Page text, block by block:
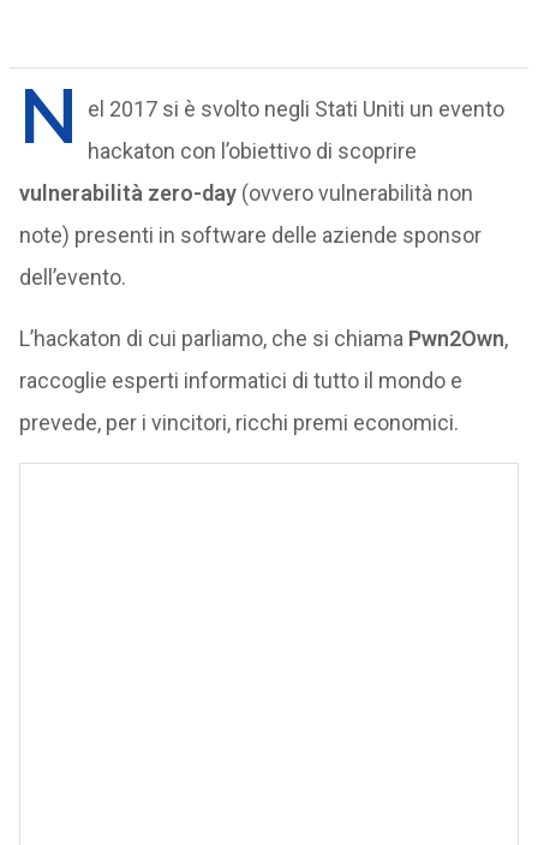
N
el 2017 si è svolto negli Stati Uniti un evento
hackaton con l’obiettivo di scoprire
vulnerabilità zero-day(ovvero vulnerabilità non
note) presenti in software delle aziende sponsor
dell’evento.
L’hackaton di cui parliamo, che si chiama Pwn2Own,
raccoglie esperti informatici di tutto il mondo e
prevede, per i vincitori, ricchi premi economici.